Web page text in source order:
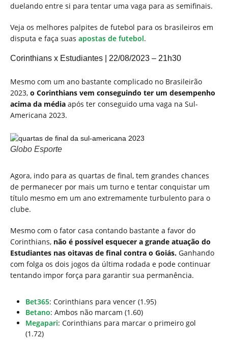
duelando entre si para tentar uma vaga para as semifinais.
Veja os melhores palpites de futebol para os brasileiros em
disputa e faça suas apostas de futebol.
Corinthians x Estudiantes | 22/08/2023 – 21h30
Mesmo com um ano bastante complicado no Brasileirão
2023, o Corinthians vem conseguindo ter um desempenho
acima da média após ter conseguido uma vaga na Sul-
Americana 2023.
Globo Esporte
Agora, indo para as quartas de final, tem grandes chances
de permanecer por mais um turno e tentar conquistar um
título mesmo em um ano extremamente turbulento para o
clube.
Mesmo com o fator casa contando bastante a favor do
Corinthians, não é possível esquecer a grande atuação do
Estudiantes nas oitavas de final contra o Goiás. Ganhando
com folga os dois jogos da última rodada e pode continuar
tentando impor força para garantir sua permanência.
Bet365: Corinthians para vencer (1.95)
Betano: Ambos não marcam (1.60)
Megapari: Corinthians para marcar o primeiro gol
(1.72)